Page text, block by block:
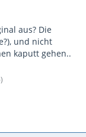
aus? Die
und nicht
kaputt gehen..
)